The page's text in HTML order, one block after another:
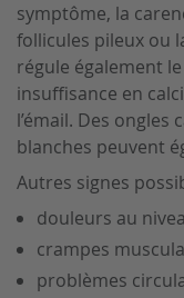
symptôme, la
follicules pileux ou
régule également
insuffisance en
l’émail. Des
blanches peuvent
Autres signes
douleurs au
crampes
problèmes